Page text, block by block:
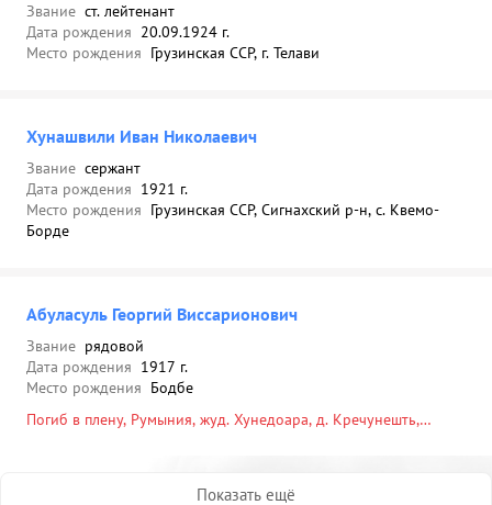
Звание ст. лейтенант
Дата рождения 20.09.1924 г.
Место рождения Грузинская ССР, г. Телави
Хунашвили Иван Николаевич
Звание сержант
Дата рождения 1921 г.
Место рождения Грузинская ССР, Сигнахский р-н, с. Квемо-
Борде
Абуласуль Георгий Виссарионович
Звание рядовой
Дата рождения 1917 г.
Место рождения Бодбе
Погиб в плену, Румыния, жуд. Хунедоара, д. Кречунешть,
Показать ещё